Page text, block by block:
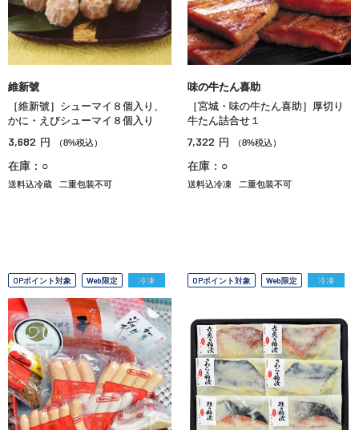
維新號
［維新號］シューマイ８個入り、
かに・えびシューマイ８個入り
3,682 円 （8%税込）
在庫：○
送料込冷蔵 二重包装不可
味の牛たん喜助
［宮城・味の牛たん喜助］厚切り
牛たん詰合せ１
7,322 円 （8%税込）
在庫：○
送料込冷凍 二重包装不可
OPポイント対象 Web限定 冷凍 OPポイント対象 Web限定 冷凍